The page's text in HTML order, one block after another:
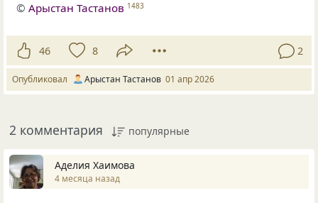
©Арыстан Тастанов 1483
46 8 2
Опубликовал Арыстан Тастанов 01 апр 2026
2 комментария популярные
Аделия Хаимова
4 месяца назад